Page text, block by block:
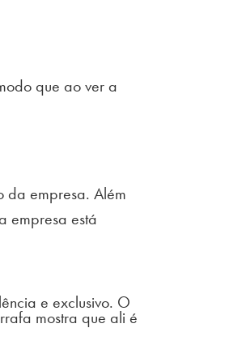
que ao ver a
da empresa. Além
empresa está
e exclusivo. O
mostra que ali é